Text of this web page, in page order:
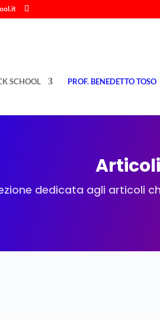
SCHOOL PROF. BENEDETTO TOSO
dedicata agli articoli